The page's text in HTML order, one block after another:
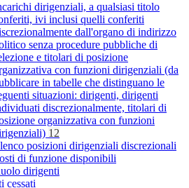
dirigenziali, a qualsiasi titolo
ivi inclusi quelli conferiti
dall'organo di indirizzo
senza procedure pubbliche di
e titolari di posizione
con funzioni dirigenziali (da
in tabelle che distinguano le
situazioni: dirigenti, dirigenti
discrezionalmente, titolari di
organizzativa con funzioni
12
posizioni dirigenziali discrezionali
di funzione disponibili
dirigenti
cessati